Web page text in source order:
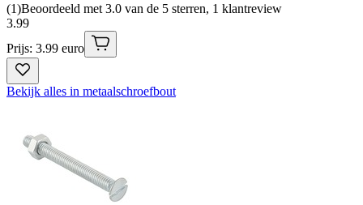
(1)Beoordeeld met 3.0 van de 5 sterren, 1 klantreview
3.99
Prijs: 3.99 euro
Bekijk alles in metaalschroefbout